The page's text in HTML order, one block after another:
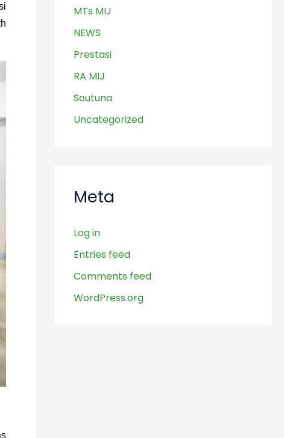
MTs MIJ
NEWS
Prestasi
RA MIJ
Soutuna
Uncategorized
Meta
Log in
Entries feed
Comments feed
WordPress.org